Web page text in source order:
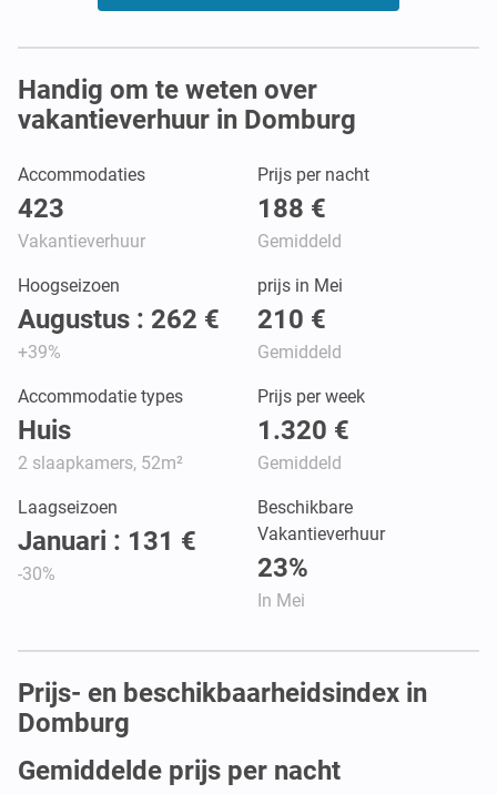
Handig om te weten over
vakantieverhuur in Domburg
Accommodaties
423
Vakantieverhuur
Prijs per nacht
188 €
Gemiddeld
Hoogseizoen
Augustus : 262 €
+39%
prijs in Mei
210 €
Gemiddeld
Accommodatie types
Huis
2 slaapkamers, 52m²
Prijs per week
1.320 €
Gemiddeld
Laagseizoen
Januari : 131 €
-30%
Beschikbare
Vakantieverhuur
23%
In Mei
Prijs- en beschikbaarheidsindex in
Domburg
Gemiddelde prijs per nacht